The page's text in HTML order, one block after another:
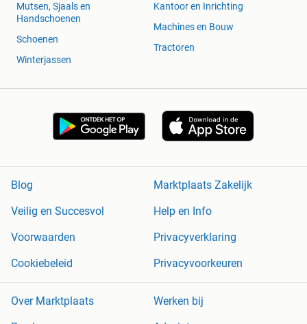
Mutsen, Sjaals en
Handschoenen
Schoenen
Winterjassen
Kantoor en Inrichting
Machines en Bouw
Tractoren
Blog
Marktplaats Zakelijk
Veilig en Succesvol
Help en Info
Voorwaarden
Privacyverklaring
Cookiebeleid
Privacyvoorkeuren
Over Marktplaats
Werken bij